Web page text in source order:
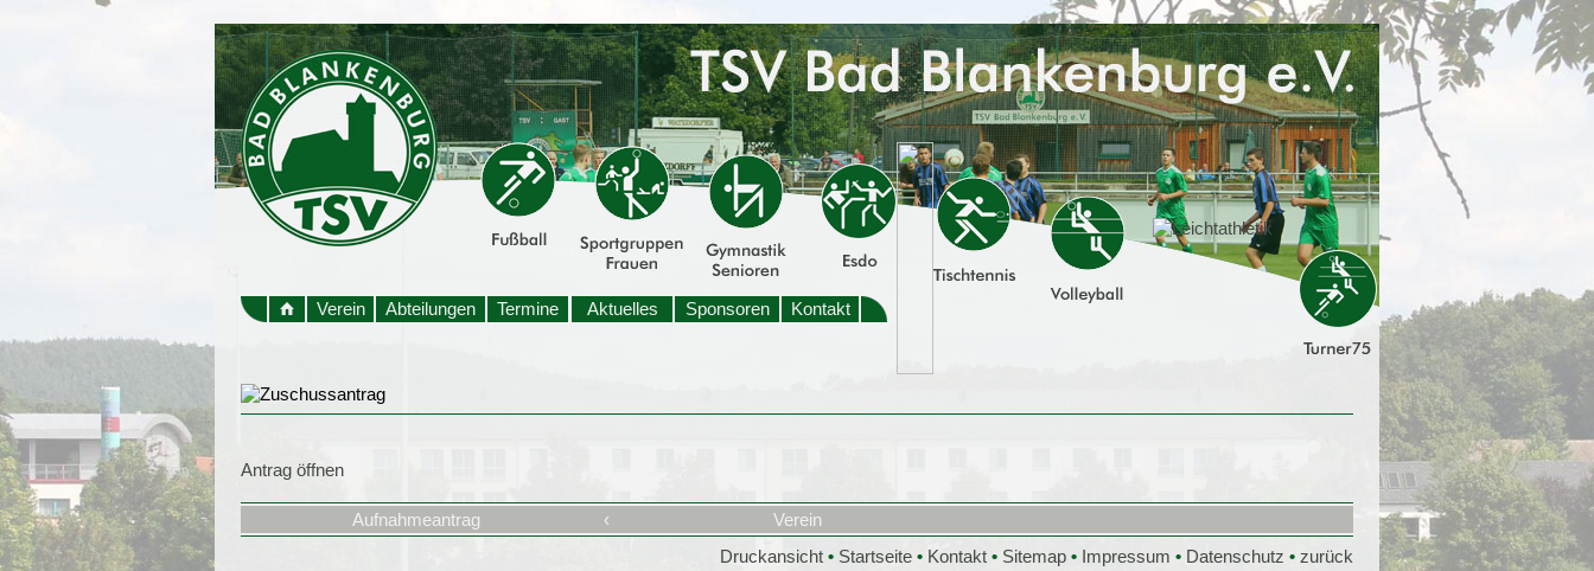
Verein Abteilungen Termine Aktuelles Sponsoren Kontakt
Antrag öffnen
Aufnahmeantrag ‹
Verein
Druckansicht • Startseite • Kontakt • Sitemap • Impressum • Datenschutz • zurück